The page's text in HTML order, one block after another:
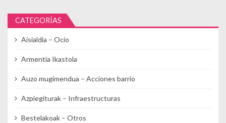
CATEGORÍAS
Aisialdia – Ocio
Armentia Ikastola
Auzo mugimendua – Acciones barrio
Azpiegiturak – Infraestructuras
Bestelakoak – Otros